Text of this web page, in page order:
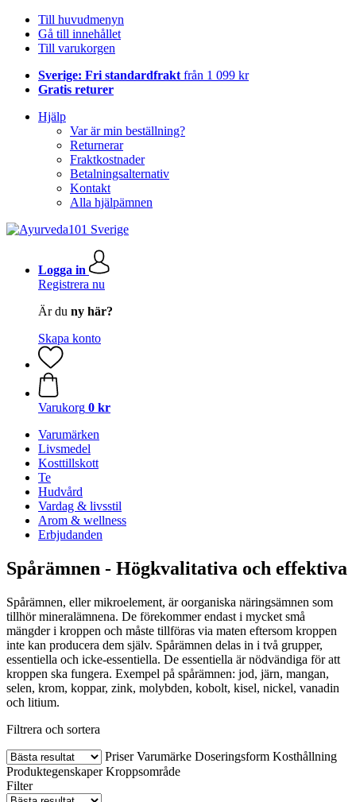
Till huvudmenyn
Gå till innehållet
Till varukorgen
Sverige: Fri standardfrakt från 1 099 kr
Gratis returer
Hjälp
Var är min beställning?
Returnerar
Fraktkostnader
Betalningsalternativ
Kontakt
Alla hjälpämnen
Logga in
Registrera nu
Är du ny här?
Skapa konto
Varukorg 0 kr
Varumärken
Livsmedel
Kosttillskott
Te
Hudvård
Vardag & livsstil
Arom & wellness
Erbjudanden
Spårämnen - Högkvalitativa och effektiva
Spårämnen, eller mikroelement, är oorganiska näringsämnen som
tillhör mineralämnena. De förekommer endast i mycket små
mängder i kroppen och måste tillföras via maten eftersom kroppen
inte kan producera dem själv. Spårämnen delas in i två grupper,
essentiella och icke-essentiella. De essentiella är nödvändiga för att
kroppen ska fungera. Exempel på spårämnen: jod, järn, mangan,
selen, krom, koppar, zink, molybden, kobolt, kisel, nickel, vanadin
och litium.
Filtrera och sortera
Priser Varumärke Doseringsform Kosthållning
Produktegenskaper Kroppsområde
Filter